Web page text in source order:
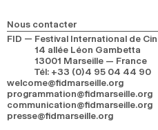
Nous contacter
FID — Festival International de
14 allée Léon Gambetta
13001 Marseille — France
Tél: +33 (0)4 95 04 44 90
welcome@fidmarseille.org
programmation@fidmarseille.org
communication@fidmarseille.org
presse@fidmarseille.org